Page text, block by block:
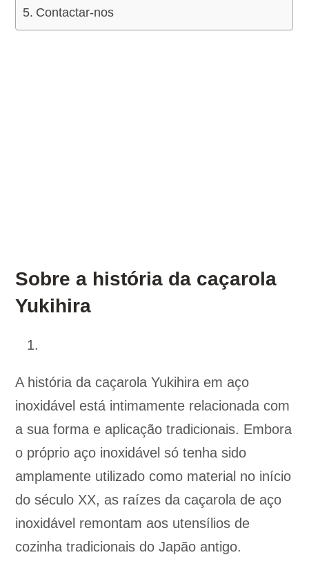
Contactar-nos
Sobre a história da caçarola
Yukihira
A história da caçarola Yukihira em aço
inoxidável está intimamente relacionada com
a sua forma e aplicação tradicionais. Embora
o próprio aço inoxidável só tenha sido
amplamente utilizado como material no início
do século XX, as raízes da caçarola de aço
inoxidável remontam aos utensílios de
cozinha tradicionais do Japão antigo.